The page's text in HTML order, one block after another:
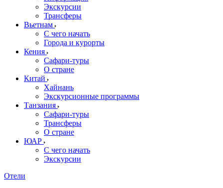
Экскурсии
Трансферы
Вьетнам
С чего начать
Города и курорты
Кения
Сафари-туры
О стране
Китай
Хайнань
Экскурсионные программы
Танзания
Сафари-туры
Трансферы
О стране
ЮАР
С чего начать
Экскурсии
Отели